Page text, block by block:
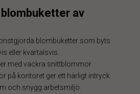
av
blombuketter som byts
eller kvartalsvis.
med vackra snittblommor
på kontoret ger ett härligt intryck
och snygg arbetsmiljö.